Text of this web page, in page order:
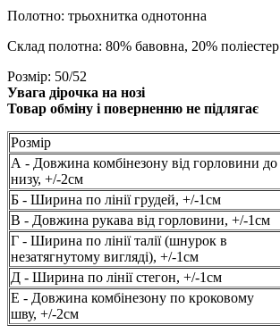
Полотно: трьохнитка однотонна
Склад полотна: 80% бавовна, 20% поліестер
Розмір: 50/52
Увага дірочка на нозі
Товар обміну і поверненню не підлягає
Розмір
А - Довжина комбінезону від горловини до
низу, +/-2см
Б - Ширина по лінії грудей, +/-1см
В - Довжина рукава від горловини, +/-1см
Г - Ширина по лінії талії (шнурок в
незатягнутому вигляді), +/-1см
Д - Ширина по лінії стегон, +/-1см
Е - Довжина комбінезону по кроковому
шву, +/-2см